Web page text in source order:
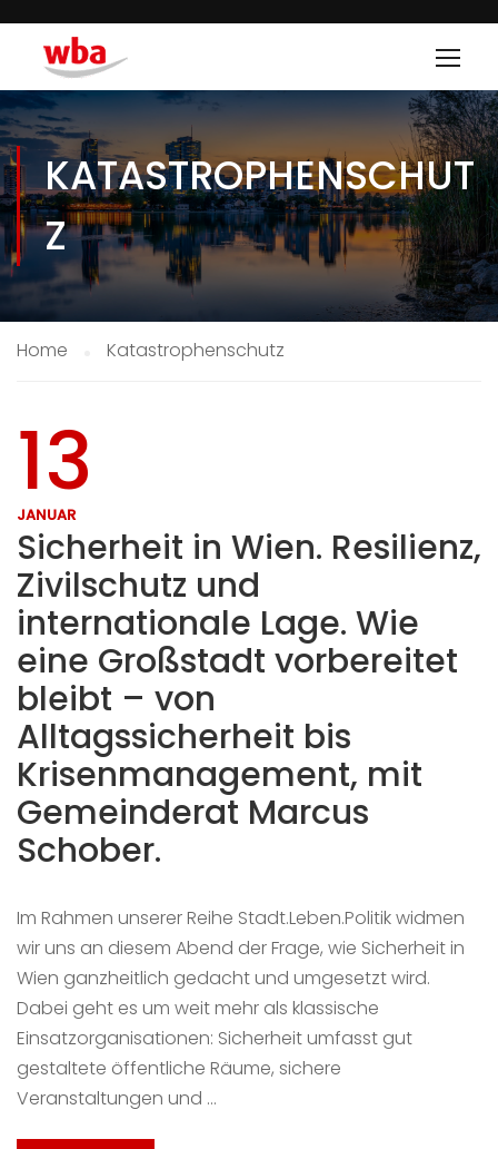
KATASTROPHENSCHUT
Z
Home Katastrophenschutz
13
JANUAR
Sicherheit in Wien. Resilienz,
Zivilschutz und
internationale Lage. Wie
eine Großstadt vorbereitet
bleibt – von
Alltagssicherheit bis
Krisenmanagement, mit
Gemeinderat Marcus
Schober.
Im Rahmen unserer Reihe Stadt.Leben.Politik widmen
wir uns an diesem Abend der Frage, wie Sicherheit in
Wien ganzheitlich gedacht und umgesetzt wird.
Dabei geht es um weit mehr als klassische
Einsatzorganisationen: Sicherheit umfasst gut
gestaltete öffentliche Räume, sichere
Veranstaltungen und …